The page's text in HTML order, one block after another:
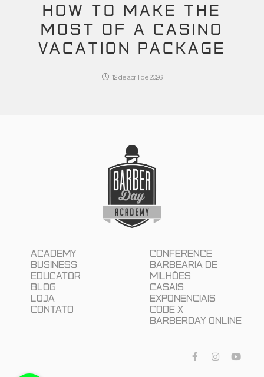
HOW TO MAKE THE
MOST OF A CASINO
VACATION PACKAGE
12 de abril de 2026
Academy
Business
Educator
Blog
Loja
Contato
Conference
Barbearia de
Milhões
Casais
Exponenciais
Code X
Barberday Online